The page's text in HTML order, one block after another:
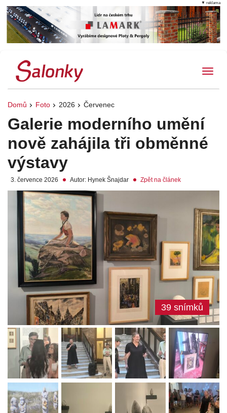
Domů Foto 2026 Červenec
Galerie moderního umění
nově zahájila tři obměnné
výstavy
3. července 2026 Autor: Hynek Šnajdar Zpět na článek
39 snímků
▼ reklama